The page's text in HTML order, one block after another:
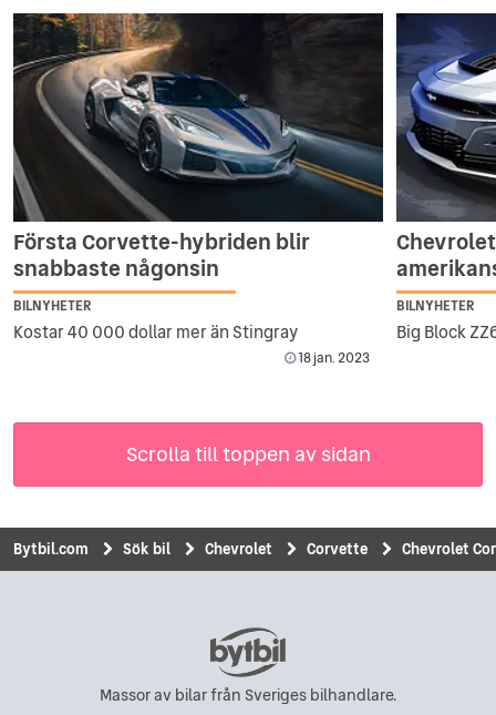
Första Corvette-hybriden blir
snabbaste någonsin
BILNYHETER
Kostar 40 000 dollar mer än Stingray
18 jan. 2023
BILNYHETER
Big Block
Scrolla till toppen av sidan
Bytbil.com Sök bil Chevrolet Corvette Chevrolet
Massor av bilar från Sveriges bilhandlare.